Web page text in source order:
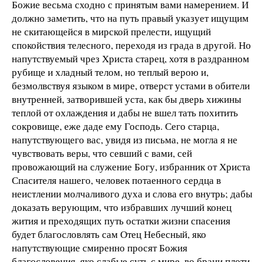
Божие весьма сходно с принятым вами намерением. И
должно заметить, что на путь правый указует ищущим
не скитающейся в мирской прелести, ищущий
спокойствия телесного, переходя из града в другой. Но
напутствуемый чрез Христа старец, хотя в раздранном
рубище и хладный телом, но теплый верою и,
безмолвствуя языком в мире, отверст устами в обители
внутренней, затворившей уста, как бы дверь хижины
теплой от охлаждения и дабы не вшел тать похитить
сокровище, еже даде ему Господь. Сего старца,
напутствующего вас, увидя из письма, не могла я не
чувствовать веры, что севший с вами, сей
провожающий на служение Богу, избранник от Христа
Спасителя нашего, человек потаенного сердца в
неистлении молчаливого духа и слова его внутрь; дабы
доказать верующим, что избравших лучший конец
жития и преходящих путь остатки жизни спасения
будет благословлять сам Отец Небесный, яко
напутствующие смиренно просят Божия